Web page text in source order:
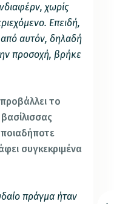
χωρίς
Επειδή,
αυτόν, δηλαδή
προσοχή, βρήκε
το
συγκεκριμένα
πράγμα ήταν